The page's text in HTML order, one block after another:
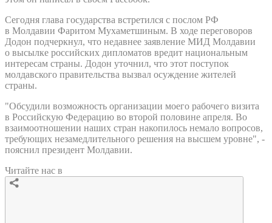
Сегодня глава государства встретился с послом РФ
в Молдавии Фаритом Мухаметшиным. В ходе переговоров
Додон подчеркнул, что недавнее заявление МИД Молдавии
о высылке российских дипломатов вредит национальным
интересам страны. Додон уточнил, что этот поступок
молдавского правительства вызвал осуждение жителей
страны.
"Обсудили возможность организации моего рабочего визита
в Российскую Федерацию во второй половине апреля. Во
взаимоотношении наших стран накопилось немало вопросов,
требующих незамедлительного решения на высшем уровне", -
пояснил президент Молдавии.
Читайте нас в